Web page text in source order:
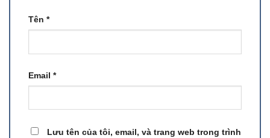
Tên *
Email *
Lưu tên của tôi, email, và trang web trong trình